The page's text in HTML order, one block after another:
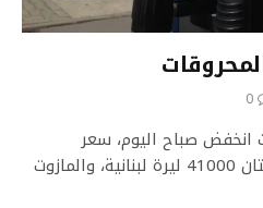
0
صباح اليوم، سعر
صفيحتي البنزين 95 و98 أوكتان 41000 ليرة لبنانية، والمازوت